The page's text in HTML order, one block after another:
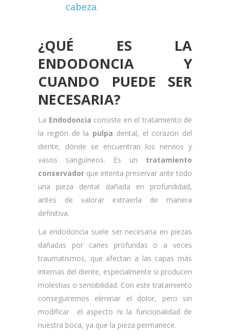
cabeza.
¿QUÉ ES LA
ENDODONCIA Y
CUANDO PUEDE SER
NECESARIA?
La Endodoncia consiste en el tratamiento de
la región de la pulpa dental, el corazón del
diente, dónde se encuentran los nervios y
vasos sanguíneos. Es un tratamiento
conservador que intenta preservar ante todo
una pieza dental dañada en profundidad,
antes de valorar extraerla de manera
definitiva.
La endodoncia suele ser necesaria en piezas
dañadas por caries profundas o a veces
traumatismos, que afectan a las capas más
internas del diente, especialmente si producen
molestias o sensibilidad. Con este tratamiento
conseguiremos eliminar el dolor, pero sin
modificar el aspecto ni la funcionalidad de
nuestra boca, ya que la pieza permanece.